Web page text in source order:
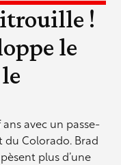
!
le
avec un passe-
du Colorado. Brad
plus d’une